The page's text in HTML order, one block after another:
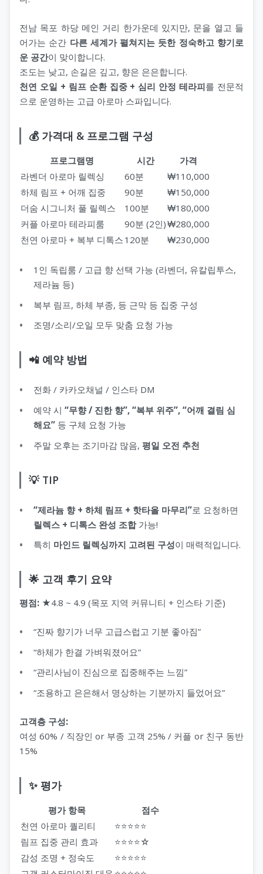
전남 목포 하당 메인 거리 한가운데 있지만, 문을 열고 들
어가는 순간 다른 세계가 펼쳐지는 듯한 정숙하고 향기로
운 공간이 맞이합니다.
조도는 낮고, 손길은 깊고, 향은 은은합니다.
천연 오일 + 림프 순환 집중 + 심리 안정 테라피를 전문적
으로 운영하는 고급 아로마 스파입니다.
💰 가격대 & 프로그램 구성
프로그램명 시간
가격
라벤더 아로마 릴렉싱
60분
₩110,000
하체 림프 + 어깨 집중
90분
₩150,000
더숨 시그니처 풀 릴렉스
100분
₩180,000
커플 아로마 테라피룸
90분 (2인)₩280,000
천연 아로마 + 복부 디톡스 120분 ₩230,000
1인 독립룸 / 고급 향 선택 가능 (라벤더, 유칼립투스,
제라늄 등)
복부 림프, 하체 부종, 등 근막 등 집중 구성
조명/소리/오일 모두 맞춤 요청 가능
📲 예약 방법
전화 / 카카오채널 / 인스타 DM
예약 시 “무향 / 진한 향”, “복부 위주”, “어깨 결림 심
해요” 등 구체 요청 가능
주말 오후는 조기마감 많음, 평일 오전 추천
💡 TIP
“제라늄 향 + 하체 림프 + 핫타올 마무리”로 요청하면
릴렉스 + 디톡스 완성 조합가능!
특히 마인드 릴렉싱까지 고려된 구성이 매력적입니다.
🌟 고객 후기 요약
평점: ★4.8 ~ 4.9 (목포 지역 커뮤니티 + 인스타 기준)
“진짜 향기가 너무 고급스럽고 기분 좋아짐”
“하체가 한결 가벼워졌어요”
“관리사님이 진심으로 집중해주는 느낌”
“조용하고 은은해서 명상하는 기분까지 들었어요”
고객층 구성:
여성 60% / 직장인 or 부종 고객 25% / 커플 or 친구 동반
15%
✨ 평가
평가 항목
점수
천연 아로마 퀄리티
⭐⭐⭐⭐⭐
림프 집중 관리 효과
⭐⭐⭐⭐☆
감성 조명 + 정숙도
⭐⭐⭐⭐⭐